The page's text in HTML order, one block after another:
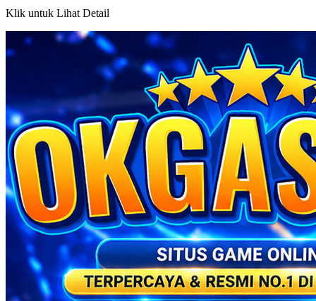
Klik untuk Lihat Detail